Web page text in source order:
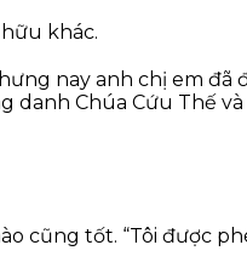
khác.
nay anh chị em đã
danh Chúa Cứu Thế
cũng tốt. “Tôi được